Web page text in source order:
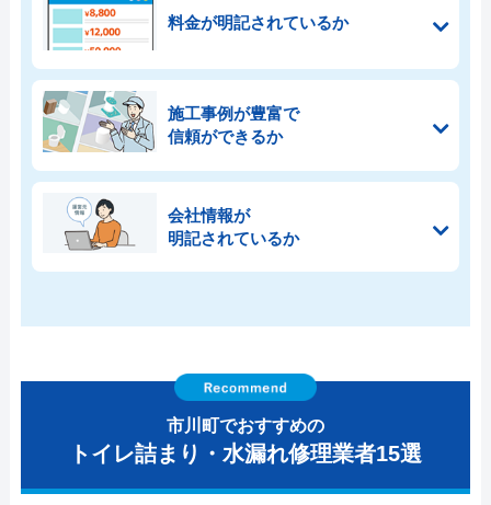
料金が明記されているか
施工事例が豊富で
信頼ができるか
会社情報が
明記されているか
市川町でおすすめの
トイレ詰まり・水漏れ修理業者15選